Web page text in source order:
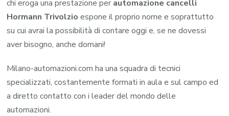
chi eroga una prestazione per automazione cancelli
Hormann Trivolzio espone il proprio nome e soprattutto
su cui avrai la possibilità di contare oggi e, se ne dovessi
aver bisogno, anche domani!
Milano-automazioni.com ha una squadra di tecnici
specializzati, costantemente formati in aula e sul campo ed
a diretto contatto con i leader del mondo delle
automazioni.